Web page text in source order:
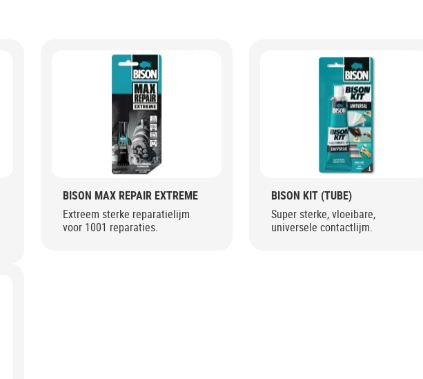
BISON MAX REPAIR EXTREME
Extreem sterke reparatielijm
voor 1001 reparaties.
BISON KIT (TUBE)
Super sterke, vloeibare,
universele contactlijm.